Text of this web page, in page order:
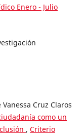
Enero - Julio
Cruz Claros
como un
, Criterio